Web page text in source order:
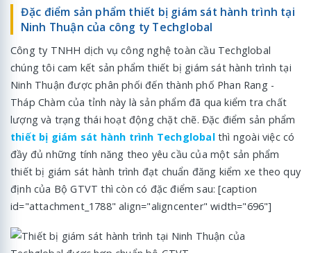
Đặc điểm sản phẩm thiết bị giám sát hành trình tại
Ninh Thuận của công ty Techglobal
Công ty TNHH dịch vụ công nghệ toàn cầu Techglobal
chúng tôi cam kết sản phẩm thiết bị giám sát hành trình tại
Ninh Thuận được phân phối đến thành phố Phan Rang -
Tháp Chàm của tỉnh này là sản phẩm đã qua kiểm tra chất
lượng và trạng thái hoạt động chặt chẽ. Đặc điểm sản phẩm
thiết bị giám sát hành trình Techglobalthì ngoài việc có
đầy đủ những tính năng theo yêu cầu của một sản phẩm
thiết bị giám sát hành trình đạt chuẩn đăng kiểm xe theo quy
định của Bộ GTVT thì còn có đặc điểm sau: [caption
id="attachment_1788" align="aligncenter" width="696"]